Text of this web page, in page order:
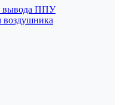
вывода ППУ